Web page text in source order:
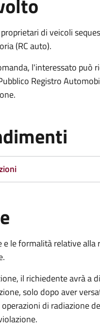
di veicoli
(RC auto).
l'interessato può
Registro
e le formalità relative
il richiedente avrà a
solo dopo aver
di radiazione